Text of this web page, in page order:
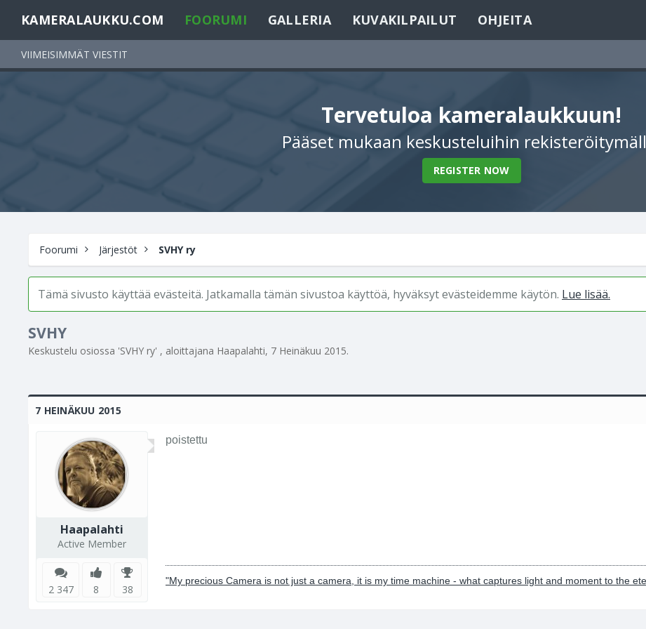
KAMERALAUKKU.COM FOORUMI
VIIMEISIMMÄT VIESTIT
GALLERIA KUVAKILPAILUT OHJEITA
Tervetuloa kameralaukkuun!
Pääset mukaan keskusteluihin
REGISTER NOW
Foorumi Järjestöt SVHY ry
Tämä sivusto käyttää evästeitä. Jatkamalla tämän sivustoa käyttöä, hyväksyt evästeidemme käytön. Lue lisää.
SVHY
Keskustelu osiossa 'SVHY ry' , aloittajana Haapalahti, 7 Heinäkuu 2015.
7 HEINÄKUU 2015
Haapalahti
Active Member
2 347 8 38
poistettu
"My precious Camera is not just a camera, it is my time machine - what captures light and moment to the